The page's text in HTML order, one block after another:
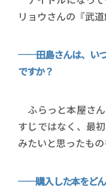
リョウさんの『武道
──田島さんは、い
ですか？
ふらっと本屋さ
すじではなく、最
みたいと思ったもの
──購入した本をどん